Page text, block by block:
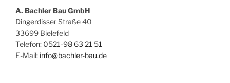
A. Bachler Bau GmbH
Dingerdisser Straße 40
33699 Bielefeld
Telefon: 0521-98 63 21 51
E-Mail: info@bachler-bau.de